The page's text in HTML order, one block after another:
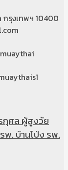
กรุงเทพฯ 10400
กุศล ผู้สูงวัย
พ. บ้านโป่ง รพ.